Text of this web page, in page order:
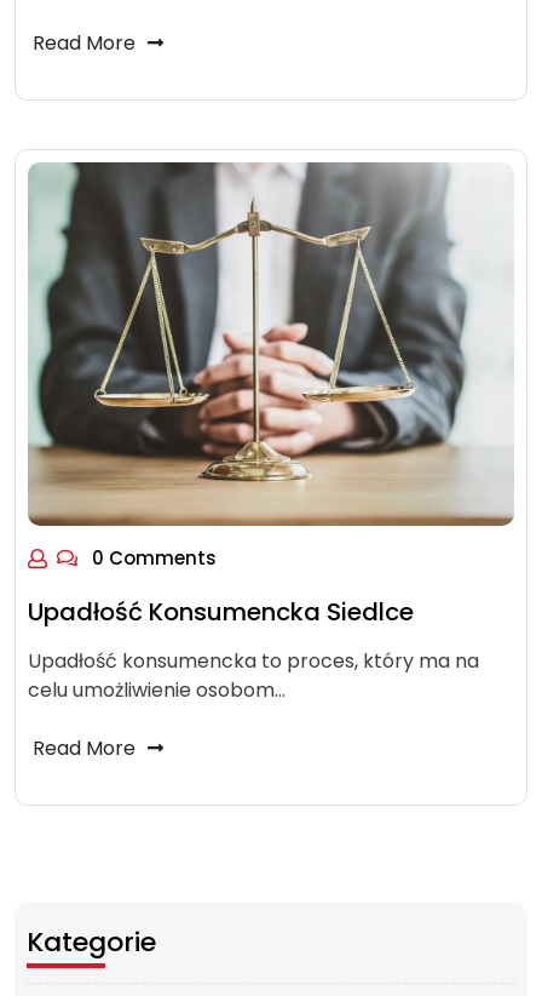
Read More
0 Comments
Upadłość Konsumencka Siedlce
Upadłość konsumencka to proces, który ma na
celu umożliwienie osobom…
Read More
Kategorie